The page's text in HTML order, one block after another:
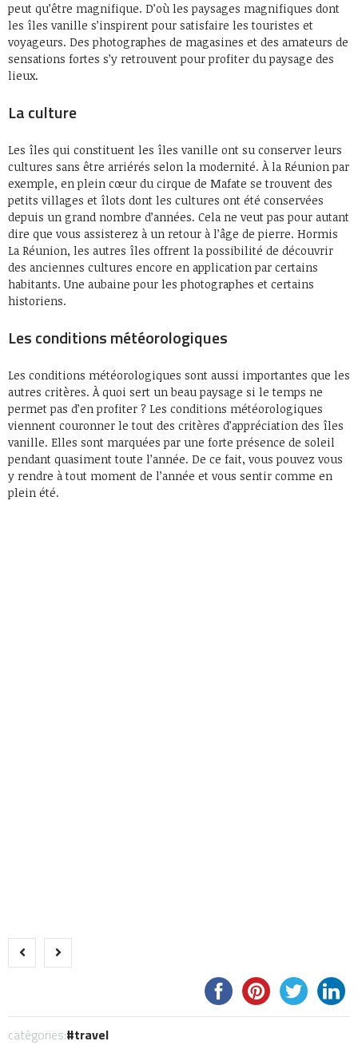
peut qu’être magnifique. D’où les paysages magnifiques dont
les îles vanille s’inspirent pour satisfaire les touristes et
voyageurs. Des photographes de magasines et des amateurs de
sensations fortes s’y retrouvent pour profiter du paysage des
lieux.
La culture
Les îles qui constituent les îles vanille ont su conserver leurs
cultures sans être arriérés selon la modernité. À la Réunion par
exemple, en plein cœur du cirque de Mafate se trouvent des
petits villages et îlots dont les cultures ont été conservées
depuis un grand nombre d’années. Cela ne veut pas pour autant
dire que vous assisterez à un retour à l’âge de pierre. Hormis
La Réunion, les autres îles offrent la possibilité de découvrir
des anciennes cultures encore en application par certains
habitants. Une aubaine pour les photographes et certains
historiens.
Les conditions météorologiques
Les conditions météorologiques sont aussi importantes que les
autres critères. À quoi sert un beau paysage si le temps ne
permet pas d’en profiter ? Les conditions météorologiques
viennent couronner le tout des critères d’appréciation des îles
vanille. Elles sont marquées par une forte présence de soleil
pendant quasiment toute l’année. De ce fait, vous pouvez vous
y rendre à tout moment de l’année et vous sentir comme en
plein été.
catégories: travel